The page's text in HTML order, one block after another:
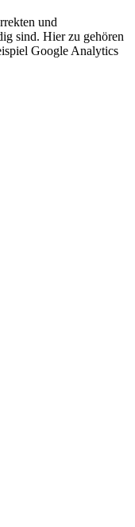
und
sind. Hier zu gehören
Google Analytics